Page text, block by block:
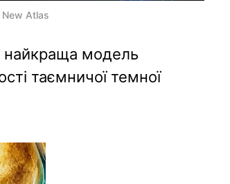
New Atlas
найкраща модель
таємничої темної